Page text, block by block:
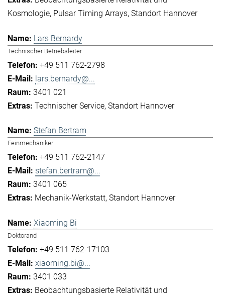
Kosmologie Pulsar Timing Arrays Standort Hannover
Lars Bernardy
Technischer Betriebsleiter
+49 511 762-2798
lars.bernardy@...
3401 021
Technischer Service Standort Hannover
Stefan Bertram
Feinmechaniker
+49 511 762-2147
stefan.bertram@...
3401 065
Mechanik-Werkstatt Standort Hannover
Xiaoming Bi
Doktorand
+49 511 762-17103
xiaoming.bi@...
3401 033
Beobachtungsbasierte Relativität und